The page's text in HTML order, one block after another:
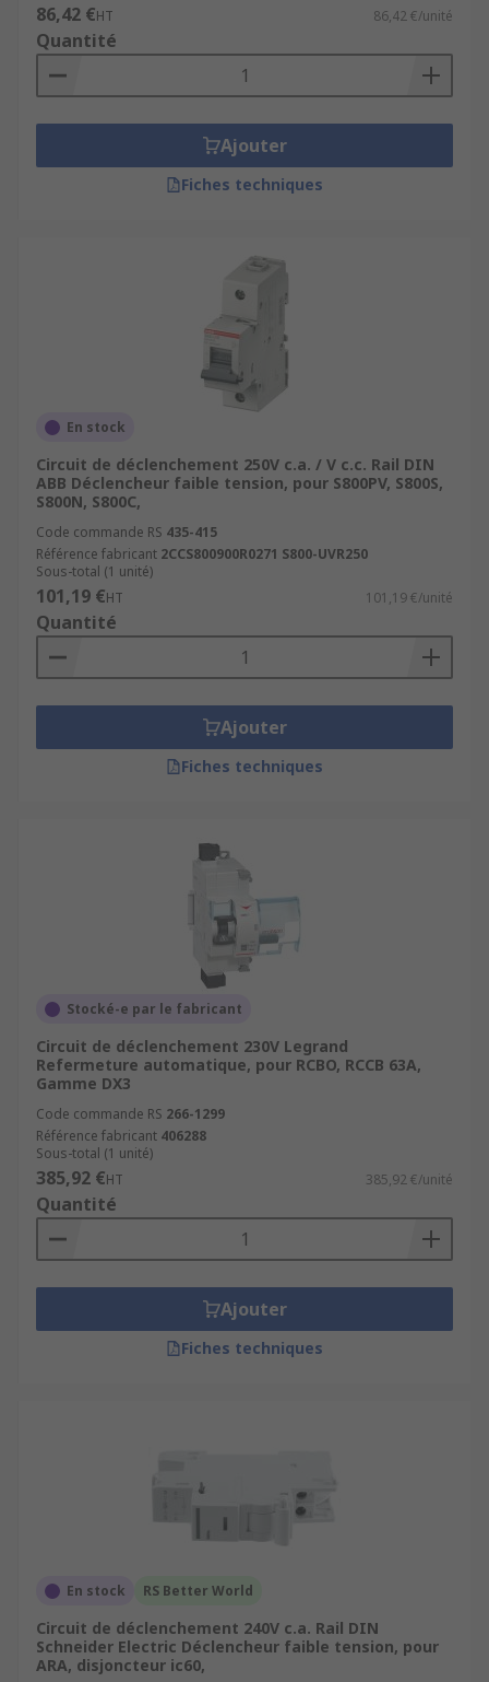
86,42 €HT 86,42 €/unité
Quantité
Ajouter
Fiches techniques
En stock
Circuit de déclenchement 250V c.a. / V c.c. Rail DIN
ABB Déclencheur faible tension, pour S800PV, S800S,
S800N, S800C,
Code commande RS 435-415
Référence fabricant 2CCS800900R0271 S800-UVR250
Sous-total (1 unité)
101,19 €HT 101,19 €/unité
Quantité
Ajouter
Fiches techniques
Stocké-e par le fabricant
Circuit de déclenchement 230V Legrand
Refermeture automatique, pour RCBO, RCCB 63A,
Gamme DX3
Code commande RS 266-1299
Référence fabricant 406288
Sous-total (1 unité)
385,92 €HT 385,92 €/unité
Quantité
Ajouter
Fiches techniques
En stock RS Better World
Circuit de déclenchement 240V c.a. Rail DIN
Schneider Electric Déclencheur faible tension, pour
ARA, disjoncteur ic60,